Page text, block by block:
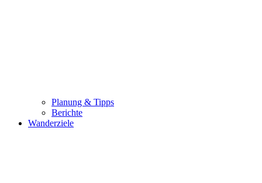
Planung & Tipps
Berichte
Wanderziele